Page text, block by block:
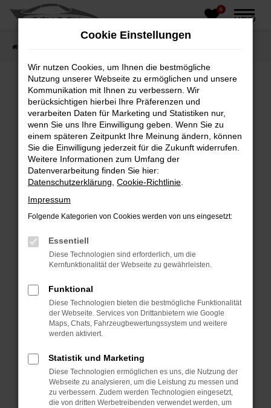
Zum
0
MENÜ
Fehler: Network Error
Beim Laden ist ein Fehler aufgetreten.
Hier sind ein paar Tipps, die dir helfen können:
Überprüfe deine Firewall und deine
Internetverbindung.
Laden andere Webseiten, zum Beispiel deine
Suchmaschine?
Prüfe deine Browsererweiterungen.
können das Laden bestimmter Seiten
verhindern. Funktioniert die Seite in einem
Fenster?
Starte dein Gerät neu.
Das kann manchmal helfen, vorübergehende
Probleme zu beheben.
Betriebssystem auf dem neuesten Stand
sind.
Veraltete Software birgt nicht nur ein
Sicherheitsrisiko, sondern kann auch dazu
Cookie Einstellungen
Wir nutzen Cookies, um Ihnen die bestmögliche
Nutzung unserer Webseite zu ermöglichen und unsere
Kommunikation mit Ihnen zu verbessern. Wir
berücksichtigen hierbei Ihre Präferenzen und
verarbeiten Daten für Marketing und Statistiken nur,
wenn Sie uns Ihre Einwilligung geben. Wenn Sie zu
einem späteren Zeitpunkt Ihre Meinung ändern, können
Sie die Einwilligung jederzeit für die Zukunft widerrufen.
Weitere Informationen zum Umfang der
Datenverarbeitung finden Sie hier:
Datenschutzerklärung Cookie-Richtlinie
Impressum
Folgende Kategorien von Cookies werden von uns eingesetzt:
Essentiell
Diese Technologien sind erforderlich, um die
Kernfunktionalität der Webseite zu gewährleisten.
Funktional
Diese Technologien bieten die bestmögliche Funktionalität
der Webseite. Services von Drittanbietern wie Google
Maps, Chats, Fahrzeugbewertungssystem und weitere
werden aktiviert.
Statistik und Marketing
Diese Technologien ermöglichen es uns, die Nutzung der
Webseite zu analysieren, um die Leistung zu messen und
zu verbessern. Zudem werden Technologien eingesetzt,
die von dritten Werbetreibenden verwendet werden, um